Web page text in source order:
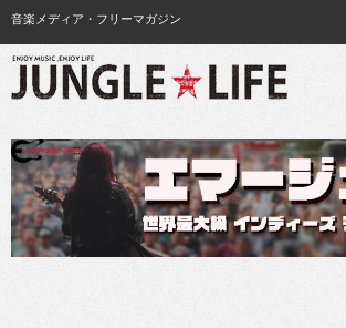
音楽メディア・フリーマガジン